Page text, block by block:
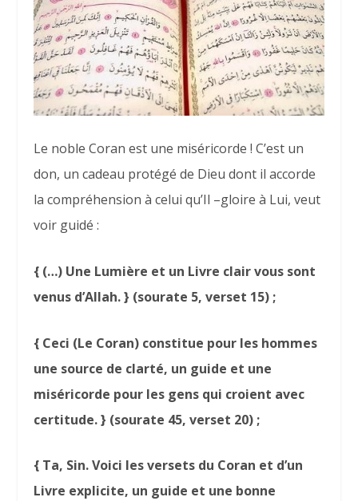
Le noble Coran est une miséricorde ! C’est un
don, un cadeau protégé de Dieu dont il accorde
la compréhension à celui qu’Il –gloire à Lui, veut
voir guidé :
{ (…) Une Lumière et un Livre clair vous sont
venus d’Allah. } (sourate 5, verset 15) ;
{ Ceci (Le Coran) constitue pour les hommes
une source de clarté, un guide et une
miséricorde pour les gens qui croient avec
certitude. } (sourate 45, verset 20) ;
{ Ta, Sin. Voici les versets du Coran et d’un
Livre explicite, un guide et une bonne